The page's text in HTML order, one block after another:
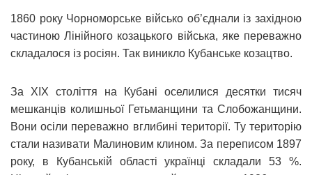
1860 року Чорноморське військо об’єднали із західною
частиною Лінійного козацького війська, яке переважно
складалося із росіян. Так виникло Кубанське козацтво.
За ХІХ століття на Кубані оселилися десятки тисяч
мешканців колишньої Гетьманщини та Слобожанщини.
Вони осіли переважно вглибині території. Ту територію
стали називати Малиновим клином. За переписом 1897
року, в Кубанській області українці складали 53 %.